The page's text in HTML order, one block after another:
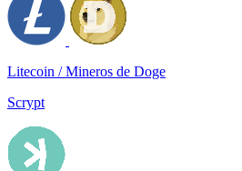
Litecoin / Mineros de Doge
Scrypt